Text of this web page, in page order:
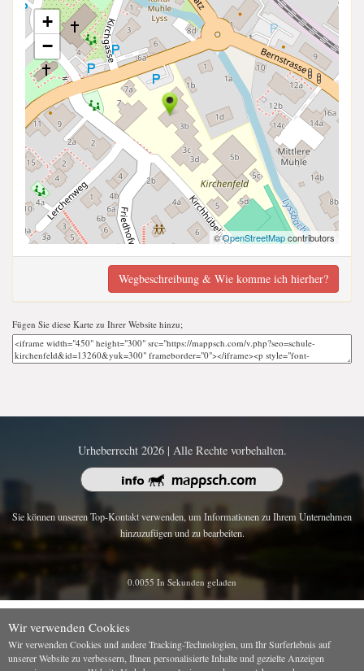
+
−
©OpenStreetMapcontributors
Wegbeschreibung & Wie komme ich hierher?
Fügen Sie diese Karte zu Ihrer Website hinzu;
Urheberrecht 2026 | Alle Rechte vorbehalten.
Sie können unseren Top-Kontakt verwenden, um Informationen zu Ihrem Unternehmen
hinzuzufügen und zu bearbeiten.
0.0055 In Sekunden geladen
Wir verwenden Cookies
Wir verwenden Cookies und andere Tracking-Technologien, um Ihr Surferlebnis auf
unserer Website zu verbessern, Ihnen personalisierte Inhalte und gezielte Anzeigen